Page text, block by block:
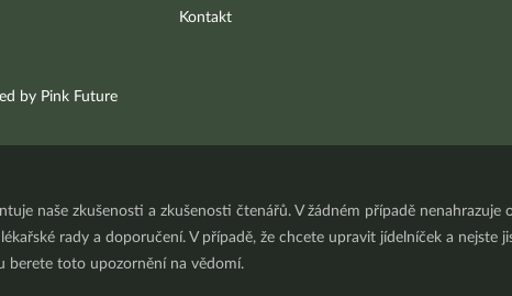
Kontakt
by Pink Future
naše zkušenosti a zkušenosti čtenářů. V žádném případě
rady a doporučení. V případě, že chcete upravit jídelníček a nejste
berete toto upozornění na vědomí.